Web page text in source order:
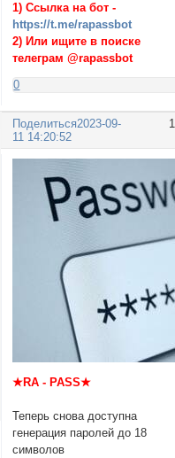
1) Ссылка на бот -
https://t.me/rapassbot
2) Или ищите в поиске
телеграм @rapassbot
0
Поделиться2023-09-
11 14:20:52
★RA - PASS★
Теперь снова доступна
генерация паролей до 18
символов